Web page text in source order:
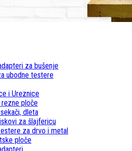
za bušenje
ubodne testere
i Ureznice
rezne ploče
dleta
za šlajfericu
za drvo i metal
ploče